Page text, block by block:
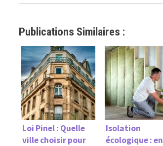
Publications Similaires :
Loi Pinel : Quelle
ville choisir pour
Isolation
écologique : en